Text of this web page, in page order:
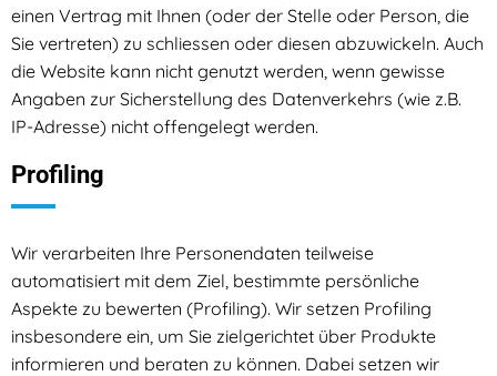
einen Vertrag mit Ihnen (oder der Stelle oder Person, die
Sie vertreten) zu schliessen oder diesen abzuwickeln. Auch
die Website kann nicht genutzt werden, wenn gewisse
Angaben zur Sicherstellung des Datenverkehrs (wie z.B.
IP-Adresse) nicht offengelegt werden.
Profiling
Wir verarbeiten Ihre Personendaten teilweise
automatisiert mit dem Ziel, bestimmte persönliche
Aspekte zu bewerten (Profiling). Wir setzen Profiling
insbesondere ein, um Sie zielgerichtet über Produkte
informieren und beraten zu können. Dabei setzen wir